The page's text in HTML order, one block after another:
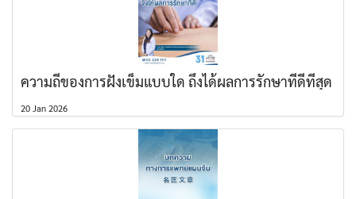
ความถี่ของการฝังเข็มแบบใด ถึงได้ผลการรักษาที่ดีที่สุด
20 Jan 2026